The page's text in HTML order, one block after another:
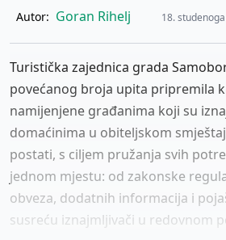
Autor: Goran Rihelj 18.
Turistička zajednica grada
povećanog broja upita pripremila
namijenjene građanima koji su
domaćinima u obiteljskom
postati, s ciljem pružanja svih
jednom mjestu: od zakonske
obveza, dodatnih informacija i
susreću iznajmljivači u redovnom